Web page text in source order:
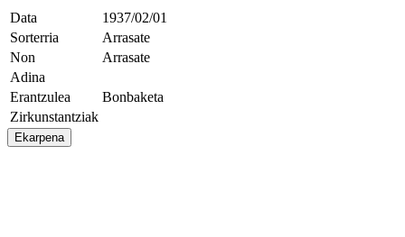
Data
1937/02/01
Sorterria
Arrasate
Non
Arrasate
Adina
Erantzulea
Bonbaketa
Zirkunstantziak